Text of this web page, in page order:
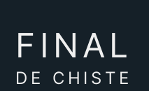
FINAL
DE CHISTE